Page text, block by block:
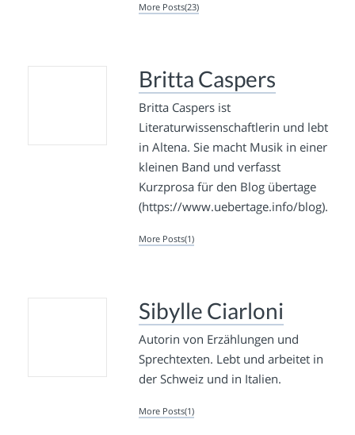
More Posts(23)
Britta Caspers
Britta Caspers ist
Literaturwissenschaftlerin und lebt
in Altena. Sie macht Musik in einer
kleinen Band und verfasst
Kurzprosa für den Blog übertage
(https://www.uebertage.info/blog).
More Posts(1)
Sibylle Ciarloni
Autorin von Erzählungen und
Sprechtexten. Lebt und arbeitet in
der Schweiz und in Italien.
More Posts(1)